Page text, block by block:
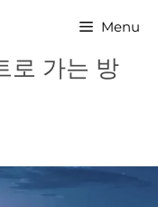
Menu
로 가는 방